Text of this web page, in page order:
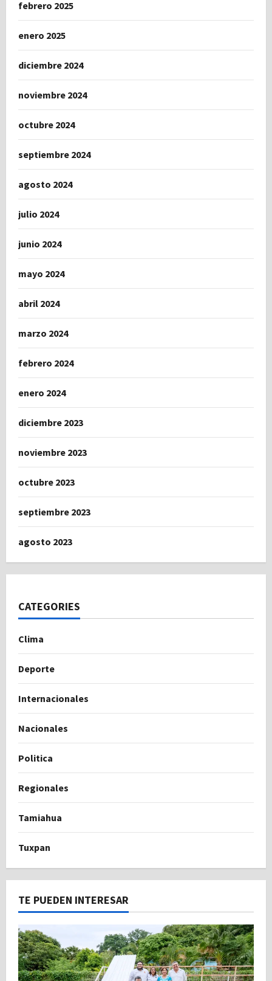
febrero 2025
enero 2025
diciembre 2024
noviembre 2024
octubre 2024
septiembre 2024
agosto 2024
julio 2024
junio 2024
mayo 2024
abril 2024
marzo 2024
febrero 2024
enero 2024
diciembre 2023
noviembre 2023
octubre 2023
septiembre 2023
agosto 2023
CATEGORIES
Clima
Deporte
Internacionales
Nacionales
Politica
Regionales
Tamiahua
Tuxpan
TE PUEDEN INTERESAR